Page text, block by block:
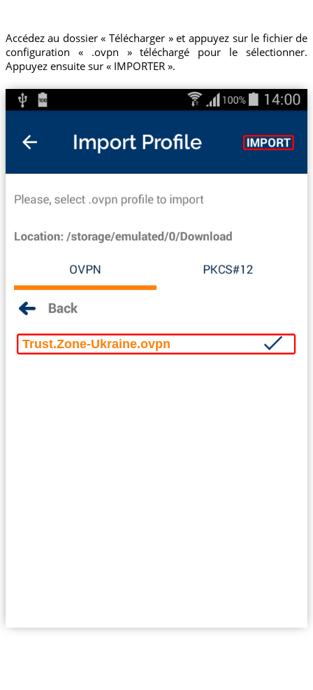
Accédez au dossier « Télécharger » et appuyez sur le fichier de
configuration « .ovpn » téléchargé pour le sélectionner.
Appuyez ensuite sur « IMPORTER ».
Trust.Zone-Ukraine.ovpn